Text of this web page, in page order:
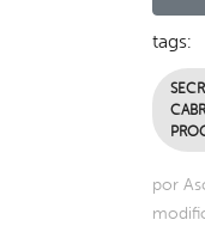
tags:
por